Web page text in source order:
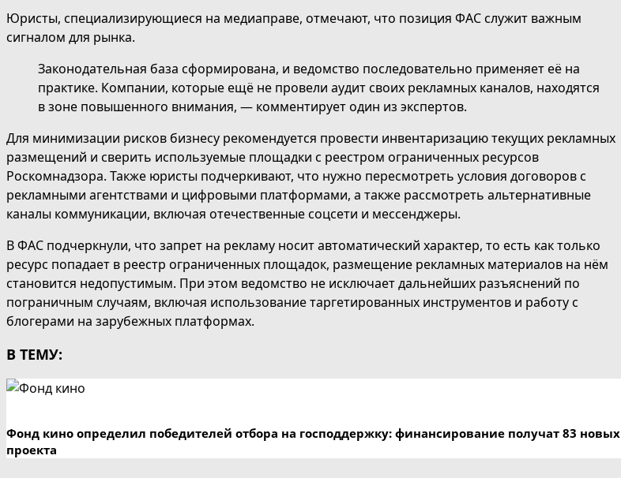
Юристы, специализирующиеся на медиаправе, отмечают, что позиция ФАС служит важным
сигналом для рынка.
Законодательная база сформирована, и ведомство последовательно применяет её на
практике. Компании, которые ещё не провели аудит своих рекламных каналов, находятся
в зоне повышенного внимания, — комментирует один из экспертов.
Для минимизации рисков бизнесу рекомендуется провести инвентаризацию текущих рекламных
размещений и сверить используемые площадки с реестром ограниченных ресурсов
Роскомнадзора. Также юристы подчеркивают, что нужно пересмотреть условия договоров с
рекламными агентствами и цифровыми платформами, а также рассмотреть альтернативные
каналы коммуникации, включая отечественные соцсети и мессенджеры.
В ФАС подчеркнули, что запрет на рекламу носит автоматический характер, то есть как только
ресурс попадает в реестр ограниченных площадок, размещение рекламных материалов на нём
становится недопустимым. При этом ведомство не исключает дальнейших разъяснений по
пограничным случаям, включая использование таргетированных инструментов и работу с
блогерами на зарубежных платформах.
В ТЕМУ:
Фонд кино определил победителей отбора на господдержку: финансирование получат 83 новых
проекта